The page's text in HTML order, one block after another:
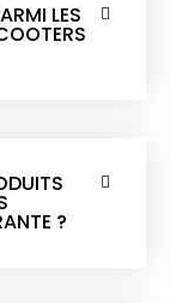
LES
?